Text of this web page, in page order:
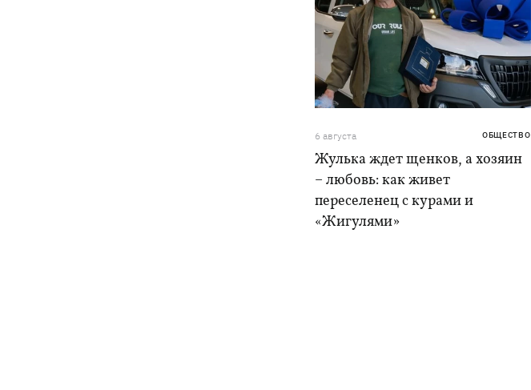
6 августа ОБЩЕСТВО
Жулька ждет щенков, а хозяин
– любовь: как живет
переселенец с курами и
«Жигулями»